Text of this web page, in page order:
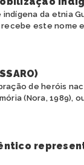
da etnia
este nome
de heróis
(Nora, 1989),